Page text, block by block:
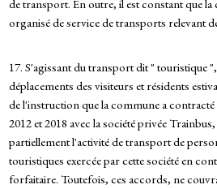
de transport. En outre, il est constant que la
organisé de service de transports relevant
17. S'agissant du transport dit " touristique
déplacements des visiteurs et résidents
de l'instruction que la commune a
2012 et 2018 avec la société privée
partiellement l'activité de transport de
touristiques exercée par cette société en
forfaitaire. Toutefois, ces accords, ne